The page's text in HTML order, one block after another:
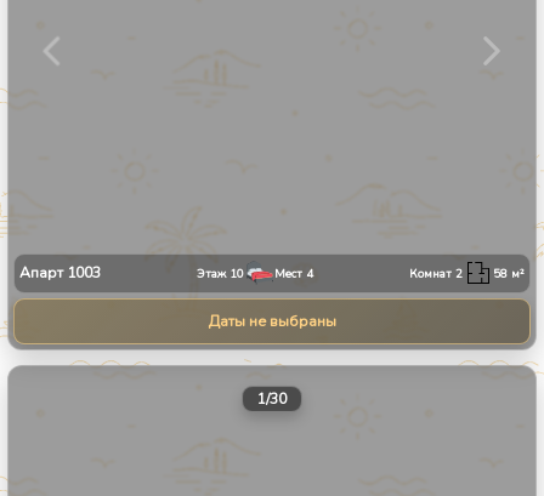
Апарт 1003 Этаж 10 Мест 4 Комнат2 58 м²
Даты не выбраны
1/30